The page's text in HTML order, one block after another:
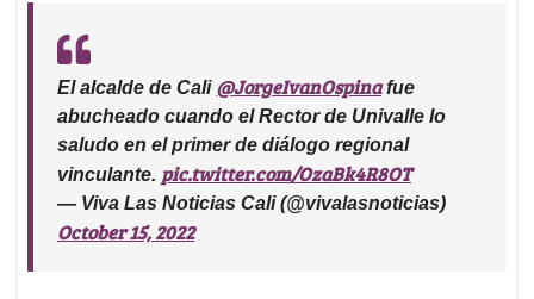
El alcalde de Cali @JorgeIvanOspinafue
abucheado cuando el Rector de Univalle lo
saludo en el primer de diálogo regional
vinculante. pic.twitter.com/OzaBk4R8OT
— Viva Las Noticias Cali (@vivalasnoticias)
October 15, 2022